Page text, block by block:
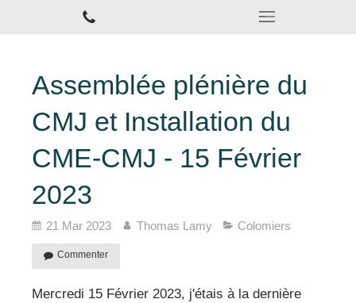
Assemblée plénière du
CMJ et Installation du
CME-CMJ - 15 Février
2023
21 Mar 2023 Thomas Lamy Colomiers
Commenter
Mercredi 15 Février 2023, j'étais à la dernière